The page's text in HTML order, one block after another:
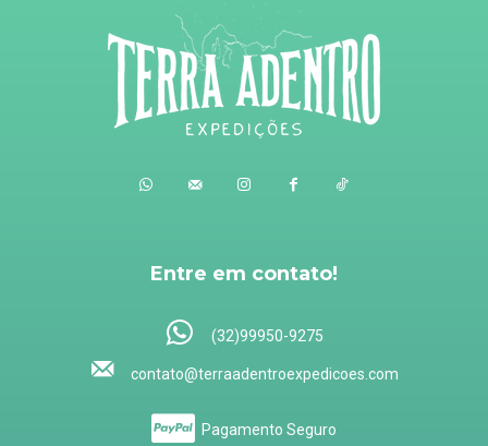
Entre em contato!
(32)99950-9275
contato@terraadentroexpedicoes.com
Pagamento Seguro